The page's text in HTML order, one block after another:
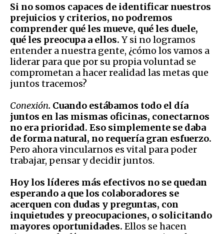
Si no somos capaces de identificar nuestros
prejuicios y criterios, no podremos
comprender qué les mueve, qué les duele,
qué les preocupa a ellos. Y si no logramos
entender a nuestra gente, ¿cómo los vamos a
liderar para que por su propia voluntad se
comprometan a hacer realidad las metas que
juntos tracemos?
Conexión. Cuando estábamos todo el día
juntos en las mismas oficinas, conectarnos
no era prioridad. Eso simplemente se daba
de forma natural, no requería gran esfuerzo.
Pero ahora vincularnos es vital para poder
trabajar, pensar y decidir juntos.
Hoy los líderes más efectivos no se quedan
esperando a que los colaboradores se
acerquen con dudas y preguntas, con
inquietudes y preocupaciones, o solicitando
mayores oportunidades. Ellos se hacen